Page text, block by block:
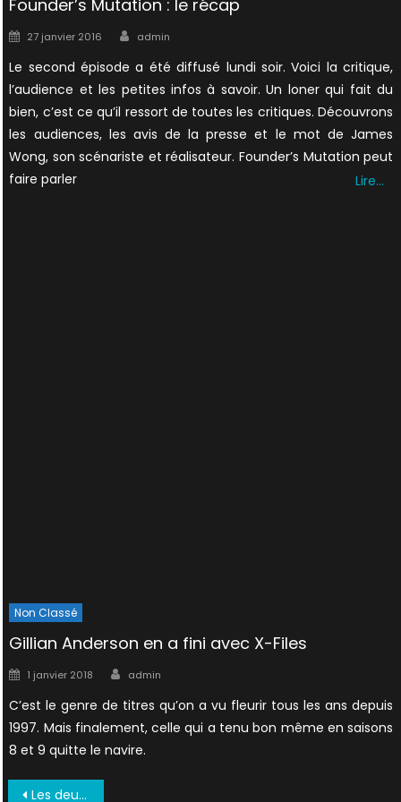
Founder’s Mutation : le récap
Posted
27 janvier 2016 Author
admin
Le second épisode a été diffusé lundi soir. Voici la critique,
l’audience et les petites infos à savoir. Un loner qui fait du
bien, c’est ce qu’il ressort de toutes les critiques. Découvrons
les audiences, les avis de la presse et le mot de James
Wong, son scénariste et réalisateur. Founder’s Mutation peut
faire parler
Lire…
Non Classé
Gillian Anderson en a fini avec X-Files
Posted
1 janvier 2018 Author
admin
C’est le genre de titres qu’on a vu fleurir tous les ans depuis
1997. Mais finalement, celle qui a tenu bon même en saisons
8 et 9 quitte le navire.
Navigation
Les deux derniers titres d’épisodes enfin connus + photos